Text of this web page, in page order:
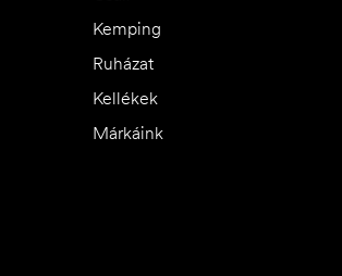
Kemping
Ruházat
Kellékek
Márkáink